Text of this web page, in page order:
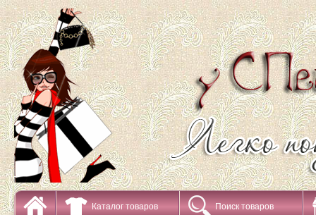
Каталог товаров Поиск товаров